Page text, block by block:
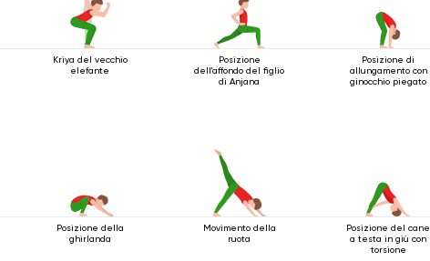
Kriya del vecchio
elefante
Posizione
dell'affondo del figlio
di Anjana
Posizione di
allungamento con
ginocchio piegato
Posizione della
ghirlanda
Movimento della
ruota
Posizione del cane
a testa in giù con
torsione